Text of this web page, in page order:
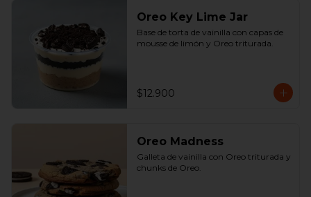
Oreo Key Lime Jar
Base de torta de vainilla con capas de
mousse de limón y Oreo triturada.
$12.900
Oreo Madness
Galleta de vainilla con Oreo triturada y
chunks de Oreo.